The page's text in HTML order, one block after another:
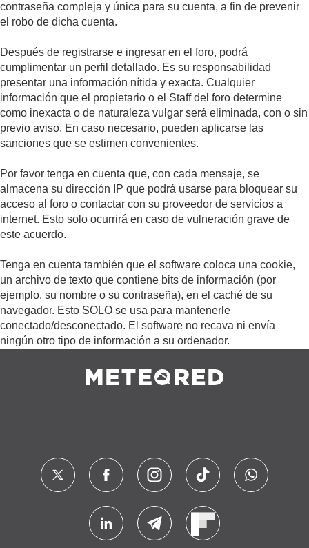
contraseña compleja y única para su cuenta, a fin de prevenir
el robo de dicha cuenta.
Después de registrarse e ingresar en el foro, podrá
cumplimentar un perfil detallado. Es su responsabilidad
presentar una información nítida y exacta. Cualquier
información que el propietario o el Staff del foro determine
como inexacta o de naturaleza vulgar será eliminada, con o sin
previo aviso. En caso necesario, pueden aplicarse las
sanciones que se estimen convenientes.
Por favor tenga en cuenta que, con cada mensaje, se
almacena su dirección IP que podrá usarse para bloquear su
acceso al foro o contactar con su proveedor de servicios a
internet. Esto solo ocurrirá en caso de vulneración grave de
este acuerdo.
Tenga en cuenta también que el software coloca una cookie,
un archivo de texto que contiene bits de información (por
ejemplo, su nombre o su contraseña), en el caché de su
navegador. Esto SOLO se usa para mantenerle
conectado/desconectado. El software no recava ni envía
ningún otro tipo de información a su ordenador.